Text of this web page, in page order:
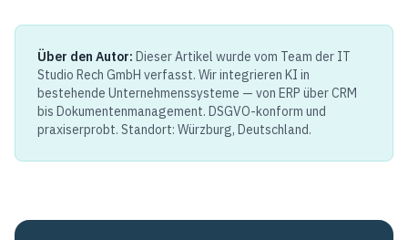
Über den Autor: Dieser Artikel wurde vom Team der IT
Studio Rech GmbH verfasst. Wir integrieren KI in
bestehende Unternehmenssysteme — von ERP über CRM
bis Dokumentenmanagement. DSGVO-konform und
praxiserprobt. Standort: Würzburg, Deutschland.